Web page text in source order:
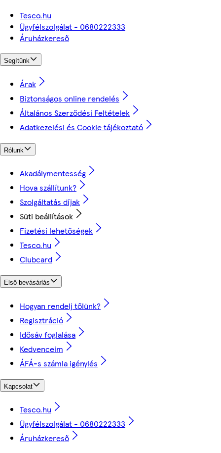
Tesco.hu
Ügyfélszolgálat - 0680222333
Áruházkereső
Segítünk
Árak
Biztonságos online rendelés
Általános Szerződési Feltételek
Adatkezelési és Cookie tájékoztató
Rólunk
Akadálymentesség
Hova szállítunk?
Szolgáltatás díjak
Süti beállítások
Fizetési lehetőségek
Tesco.hu
Clubcard
Első bevásárlás
Hogyan rendelj tőlünk?
Regisztráció
Idősáv foglalása
Kedvenceim
ÁFÁ-s számla igénylés
Kapcsolat
Tesco.hu
Ügyfélszolgálat - 0680222333
Áruházkereső